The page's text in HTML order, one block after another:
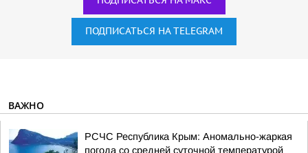
ПОДПИСАТЬСЯ НА TELEGRAM
ВАЖНО
РСЧС Республика Крым: Аномально-жаркая
погода со средней суточной температурой